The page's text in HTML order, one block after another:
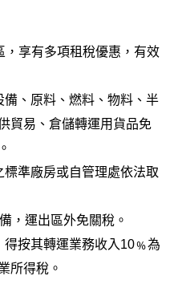
享有多項租稅優惠，有效
、原料、燃料、物料、半
貿易、倉儲轉運用貨品免
準廠房或自管理處依法取
，運出區外免關稅。
按其轉運業務收入10﹪為
所得稅。